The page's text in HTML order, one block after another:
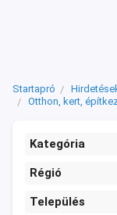
Startapró
Otthon, kert,
Kategória
Régió
Település